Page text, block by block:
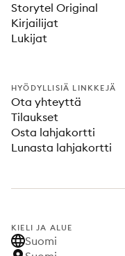
Storytel Original
Kirjailijat
Lukijat
HYÖDYLLISIÄ LINKKEJÄ
Ota yhteyttä
Tilaukset
Osta lahjakortti
Lunasta lahjakortti
KIELI JA ALUE
Suomi